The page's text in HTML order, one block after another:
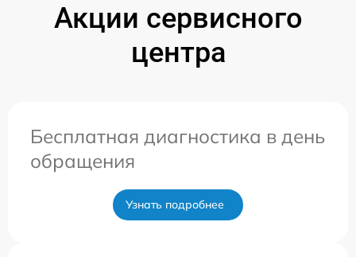
Акции сервисного
центра
Бесплатная диагностика в день
обращения
Узнать подробнее